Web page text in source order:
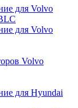
для Volvo
для Volvo
Volvo
для Hyundai